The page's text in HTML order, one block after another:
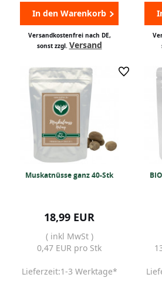
In den Warenkorb
Versandkostenfrei nach DE,
sonst zzgl. Versand
Muskatnüsse ganz 40-Stk
18,99 EUR
( inkl MwSt )
0,47 EUR pro Stk
Lieferzeit:1-3 Werktage*